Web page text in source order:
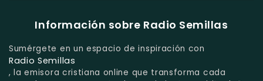
Información sobre Radio Semillas
Sumérgete en un espacio de inspiración con
Radio Semillas
, la emisora cristiana online que transforma cada